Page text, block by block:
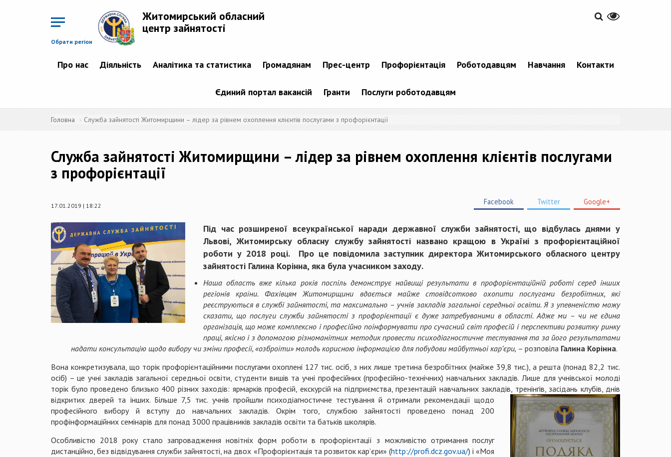
Обрати регіон
Житомирський обласний
центр зайнятості
Про нас Діяльність Аналітика та статистика Громадянам Прес-центр Профорієнтація Роботодавцям Навчання Контакти
Єдиний портал вакансій Гранти Послуги роботодавцям
Головна Служба зайнятості Житомирщини – лідер за рівнем охоплення клієнтів послугами з профорієнтації
Служба зайнятості Житомирщини – лідер за рівнем охоплення клієнтів послугами
з профорієнтації
17.01.2019 | 18:22 Facebook Twitter Google+
Під час розширеної всеукраїнської наради державної служби зайнятості, що відбулась днями у
Львові, Житомирську обласну службу зайнятості названо кращою в Україні з профорієнтаційної
роботи у 2018 році. Про це повідомила заступник директора Житомирського обласного центру
зайнятості Галина Корінна, яка була учасником заходу.
Наша область вже кілька років поспіль демонструє найвищі результати в профорієнтаційній роботі серед інших
регіонів країни. Фахівцям Житомирщини вдається майже стовідсотково охопити послугами безробітних, які
реєструються в службі зайнятості, та максимально – учнів закладів загальної середньої освіти. Я з упевненістю можу
сказати, що послуги служби зайнятості з профорієнтації є дуже затребуваними в області. Адже ми – чи не єдина
організація, що може комплексно і професійно поінформувати про сучасний світ професій і перспективи розвитку ринку
праці, якісно і з допомогою різноманітних методик провести психодіагностичне тестування та за його результатами
надати консультацію щодо вибору чи зміни професії, «озброїти» молодь корисною інформацією для побудови майбутньої кар’єри, – розповіла Галина Корінна.
Вона конкретизувала, що торік профорієнтаційними послугами охоплені 127 тис. осіб, з них лише третина безробітних (майже 39,8 тис.), а решта (понад 82,2 тис.
осіб) – це учні закладів загальної середньої освіти, студенти вишів та учні професійних (професійно-технічних) навчальних закладів. Лише для учнівської молоді
торік було проведено близько 400 різних заходів: ярмарків професій, екскурсій на підприємства, презентацій навчальних закладів, тренінгів, засідань клубів, днів
відкритих дверей та інших. Більше 7,5 тис. учнів пройшли психодіагностичне тестування й отримали рекомендації щодо
професійного вибору й вступу до навчальних закладів. Окрім того, службою зайнятості проведено понад 200
профінформаційних семінарів для понад 3000 працівників закладів освіти та батьків школярів.
Особливістю 2018 року стало запровадження новітніх форм роботи в профорієнтації з можливістю отримання послуг
дистанційно, без відвідування служби зайнятості, на двох «Профорієнтація та розвиток кар’єри» (http://profi.dcz.gov.ua/) і «Моя